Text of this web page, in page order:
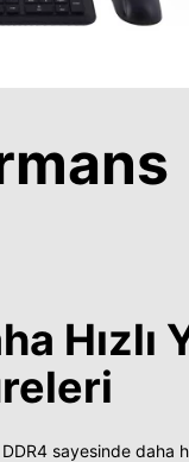
Hızlı
sayesinde daha